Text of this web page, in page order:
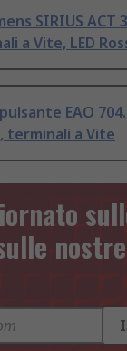
SIRIUS ACT
a Vite, LED
EAO
terminali a Vite